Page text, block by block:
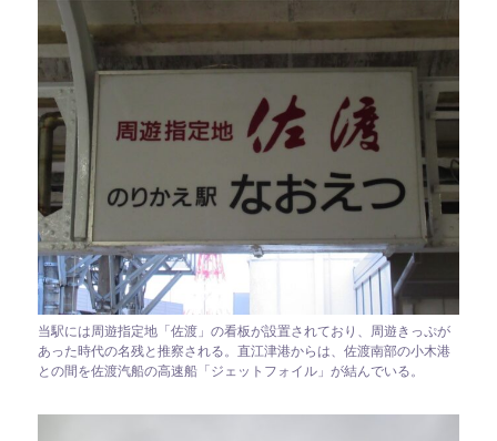
当駅には周遊指定地「佐渡」の看板が設置されており、周遊きっぷが
あった時代の名残と推察される。直江津港からは、佐渡南部の小木港
との間を佐渡汽船の高速船「ジェットフォイル」が結んでいる。